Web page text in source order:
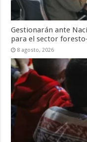
Gestionarán ante
para el sector
8 agosto, 2026